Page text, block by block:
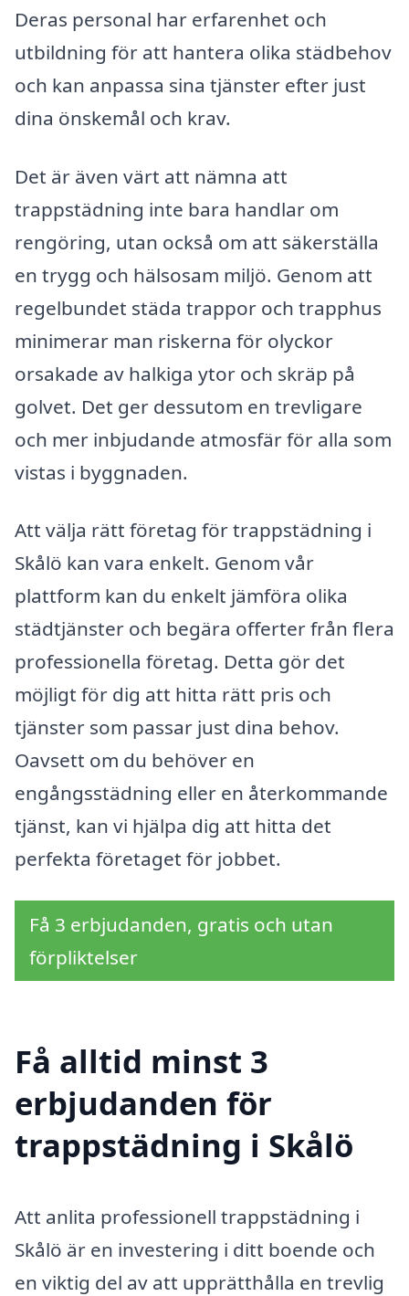
Deras personal har erfarenhet och
utbildning för att hantera olika städbehov
och kan anpassa sina tjänster efter just
dina önskemål och krav.
Det är även värt att nämna att
trappstädning inte bara handlar om
rengöring, utan också om att säkerställa
en trygg och hälsosam miljö. Genom att
regelbundet städa trappor och trapphus
minimerar man riskerna för olyckor
orsakade av halkiga ytor och skräp på
golvet. Det ger dessutom en trevligare
och mer inbjudande atmosfär för alla som
vistas i byggnaden.
Att välja rätt företag för trappstädning i
Skålö kan vara enkelt. Genom vår
plattform kan du enkelt jämföra olika
städtjänster och begära offerter från flera
professionella företag. Detta gör det
möjligt för dig att hitta rätt pris och
tjänster som passar just dina behov.
Oavsett om du behöver en
engångsstädning eller en återkommande
tjänst, kan vi hjälpa dig att hitta det
perfekta företaget för jobbet.
Få 3 erbjudanden, gratis och utan
förpliktelser
Få alltid minst 3
erbjudanden för
trappstädning i Skålö
Att anlita professionell trappstädning i
Skålö är en investering i ditt boende och
en viktig del av att upprätthålla en trevlig